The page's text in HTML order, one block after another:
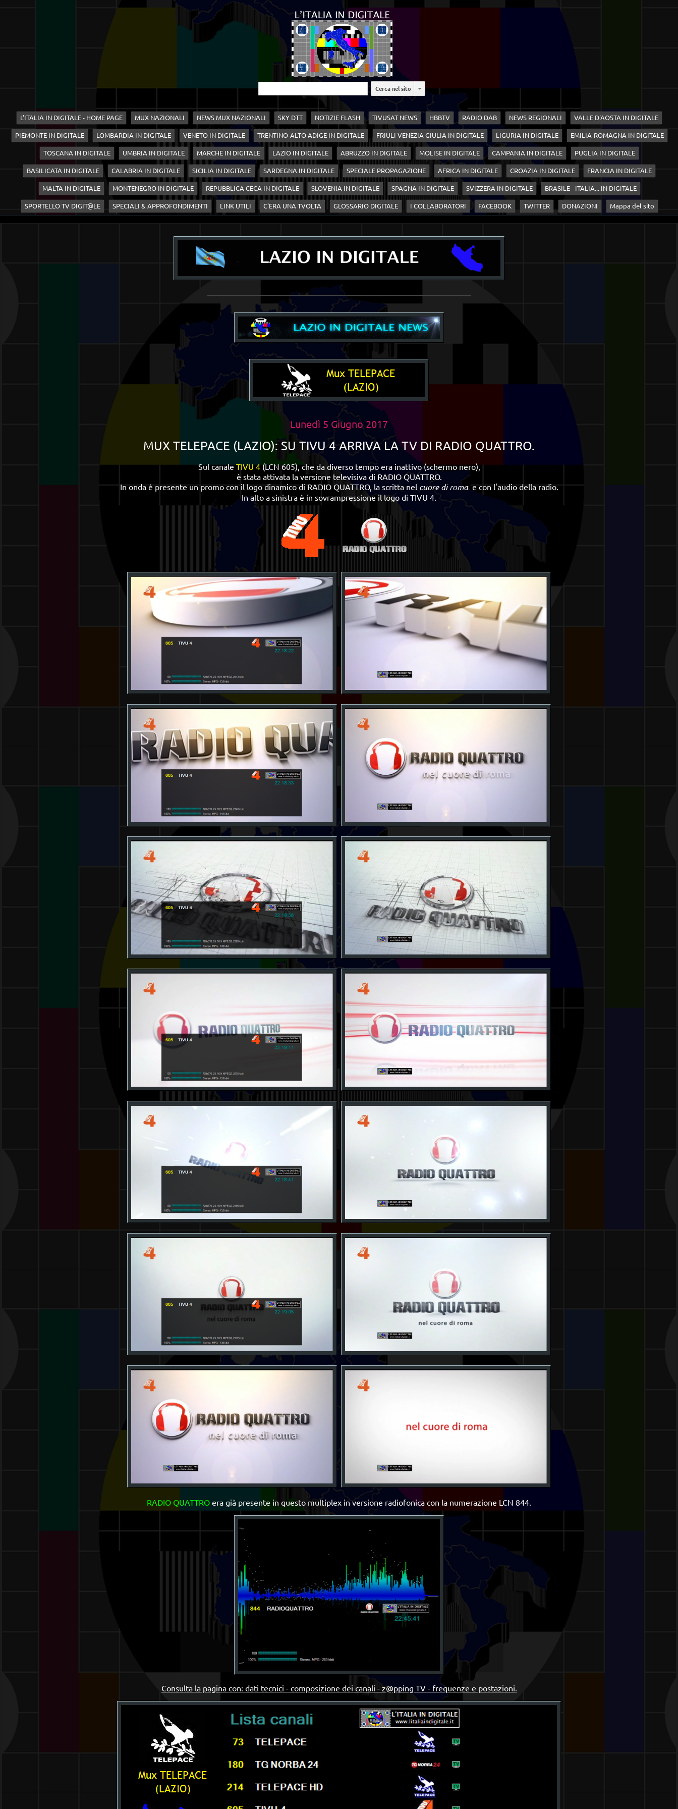
Cerca nel sito
L'ITALIA IN DIGITALE - HOME PAGE MUX NAZIONALI NEWS MUX NAZIONALI SKY DTT NOTIZIE FLASH TIVUSAT NEWS HBBTV RADIO DAB NEWS REGIONALI VALLE D'AOSTA IN DIGITALE
PIEMONTE IN DIGITALE LOMBARDIA IN DIGITALE VENETO IN DIGITALE TRENTINO-ALTO ADIGE IN DIGITALE FRIULI VENEZIA GIULIA IN DIGITALE LIGURIA IN DIGITALE EMILIA-ROMAGNA IN DIGITALE
TOSCANA IN DIGITALE UMBRIA IN DIGITALE MARCHE IN DIGITALE LAZIO IN DIGITALE ABRUZZO IN DIGITALE MOLISE IN DIGITALE CAMPANIA IN DIGITALE PUGLIA IN DIGITALE
BASILICATA IN DIGITALE CALABRIA IN DIGITALE SICILIA IN DIGITALE SARDEGNA IN DIGITALE SPECIALE PROPAGAZIONE AFRICA IN DIGITALE CROAZIA IN DIGITALE FRANCIA IN DIGITALE
MALTA IN DIGITALE MONTENEGRO IN DIGITALE REPUBBLICA CECA IN DIGITALE SLOVENIA IN DIGITALE SPAGNA IN DIGITALE SVIZZERA IN DIGITALE BRASILE - ITALIA... IN DIGITALE
SPORTELLO TV DIGIT@LE SPECIALI & APPROFONDIMENTI LINK UTILI C'ERA UNA TVOLTA GLOSSARIO DIGITALE I COLLABORATORI FACEBOOK TWITTER DONAZIONI Mappa del sito
_______________________________________________________________________________________
Lunedì 5 Giugno 2017
MUX TELEPACE (LAZIO): SU TIVU 4 ARRIVA LA TV DI RADIO QUATTRO.
Sul canaleTIVU 4(LCN 605), che da diverso tempo era inattivo (schermo nero),
è stata attivata la versione televisiva di RADIO QUATTRO.
In onda è presente un promo con il logo dinamico di RADIO QUATTRO, la scritta nel cuore di roma e con l'audio della radio.
In alto a sinistra è in sovrampressione il logo di TIVU 4.
RADIO QUATTRO era già presente in questo multiplex in versione radiofonica con la numerazione LCN 844.
Consulta la pagina con: dati tecnici - composizione dei canali - z@pping TV - frequenze e postazioni.